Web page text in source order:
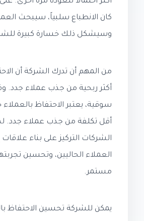
كان الانطباع سلبياً، سيبحث
وسيشكل ذلك خسارة كبيرة
من المهم أن تدرك الشركة أن
أكثر ربحية من جذب عملاء جدد.
سوقية، يعتبر الاحتفاظ
أقل تكلفة من جذب عملاء جدد.
الشركات التركيز على بناء علاقات
العملاء الحاليين، وتحسين
مستمر.
يمكن للشركة تحسين الاحتفاظ